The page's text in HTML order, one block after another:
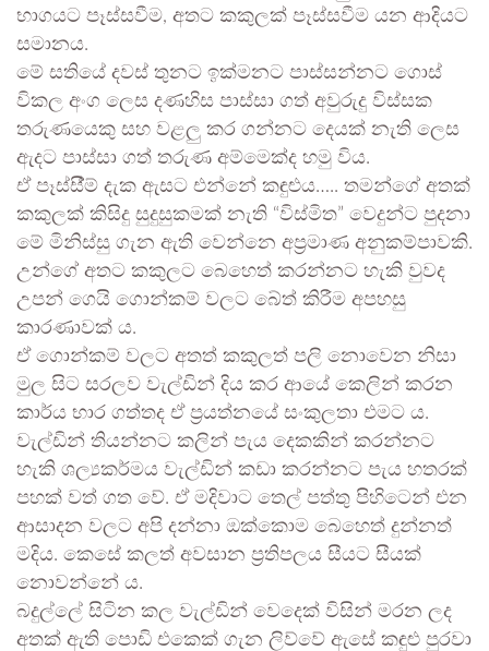
භාගයට පෑස්සවීම, අතට කකුලක් පෑස්සවීම යන ආදියට
සමානය.
මේ සතියේ දවස් තුනට ඉක්මනට පාස්සන්නට ගොස්
විකල අංග ලෙස දණහිස පාස්සා ගත් අවුරුදු විස්සක
තරුණයෙකු සහ වළලු කර ගන්නට දෙයක් නැති ලෙස
ඇදට පාස්සා ගත් තරුණ අම්මෙක්ද හමු විය.
ඒ පෑස්සී්ම් දැක ඇසට එන්නේ කඳුළුය….. තමන්ගේ අතක්
කකුලක් කිසිදු සුදුසුකමක් නැති “විස්මිත” වෙදුන්ට පුදනා
මේ මිනිස්සු ගැන ඇති වෙන්නෙ අප්‍රමාණ අනුකම්පාවකි.
උන්ගේ අතට කකුලට බෙහෙත් කරන්නට හැකි වුවද
උපන් ගෙයි ගොන්කම් වලට බේත් කිරීම අපහසු
කාරණාවක් ය.
ඒ ගොන්කම් වලට අතත් කකුලත් පලි නොවෙන නිසා
මුල සිට සරලව වැල්ඩින් දිය කර ආයේ කෙලින් කරන
කාර්ය භාර ගත්තද ඒ ප්‍රයත්නයේ සංකුලතා එමට ය.
වැල්ඩින් තියන්නට කලින් පැය දෙකකින් කරන්නට
හැකි ශල්‍යකර්මය වැල්ඩින් කඩා කරන්නට පැය හතරක්
පහක් වත් ගත වේ. ඒ මදිවාට තෙල් පත්තු පිහිටෙන් එන
ආසාදන වලට අපි දන්නා ඔක්කොම බෙහෙත් දුන්නත්
මදිය. කෙසේ කලත් අවසාන ප්‍රතිපලය සීයට සීයක්‌
නොවන්නේ ය.
බදුල්ලේ සිටින කල වැල්ඩින් වෙදෙක් විසින් මරන ලද
අතක් ඇති පොඩි එකෙක් ගැන ලිව්වේ ඇසේ කඳුළු පුරවා